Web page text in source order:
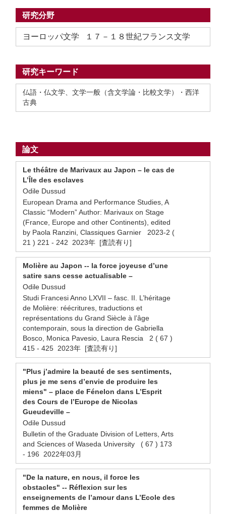
研究分野
ヨーロッパ文学 １７－１８世紀フランス文学
研究キーワード
仏語・仏文学、文学一般（含文学論・比較文学）・西洋
古典
論文
Le théâtre de Marivaux au Japon – le cas de
L’Île des esclaves
Odile Dussud
European Drama and Performance Studies, A
Classic “Modern” Author: Marivaux on Stage
(France, Europe and other Continents), edited
by Paola Ranzini, Classiques Garnier 2023-2 (
21 ) 221 - 242 2023年 [査読有り]
Molière au Japon -- la force joyeuse d’une
satire sans cesse actualisable –
Odile Dussud
Studi Francesi Anno LXVII – fasc. II. L’héritage
de Molière: réécritures, traductions et
représentations du Grand Siècle à l’âge
contemporain, sous la direction de Gabriella
Bosco, Monica Pavesio, Laura Rescia 2 ( 67 )
415 - 425 2023年 [査読有り]
"Plus j’admire la beauté de ses sentiments,
plus je me sens d’envie de produire les
miens" – place de Fénelon dans L’Esprit
des Cours de l’Europe de Nicolas
Gueudeville –
Odile Dussud
Bulletin of the Graduate Division of Letters, Arts
and Sciences of Waseda University ( 67 ) 173
- 196 2022年03月
"De la nature, en nous, il force les
obstacles" -- Réflexion sur les
enseignements de l’amour dans L’Ecole des
femmes de Molière